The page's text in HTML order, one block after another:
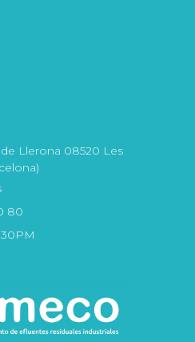
de Llerona 08520 Les
80